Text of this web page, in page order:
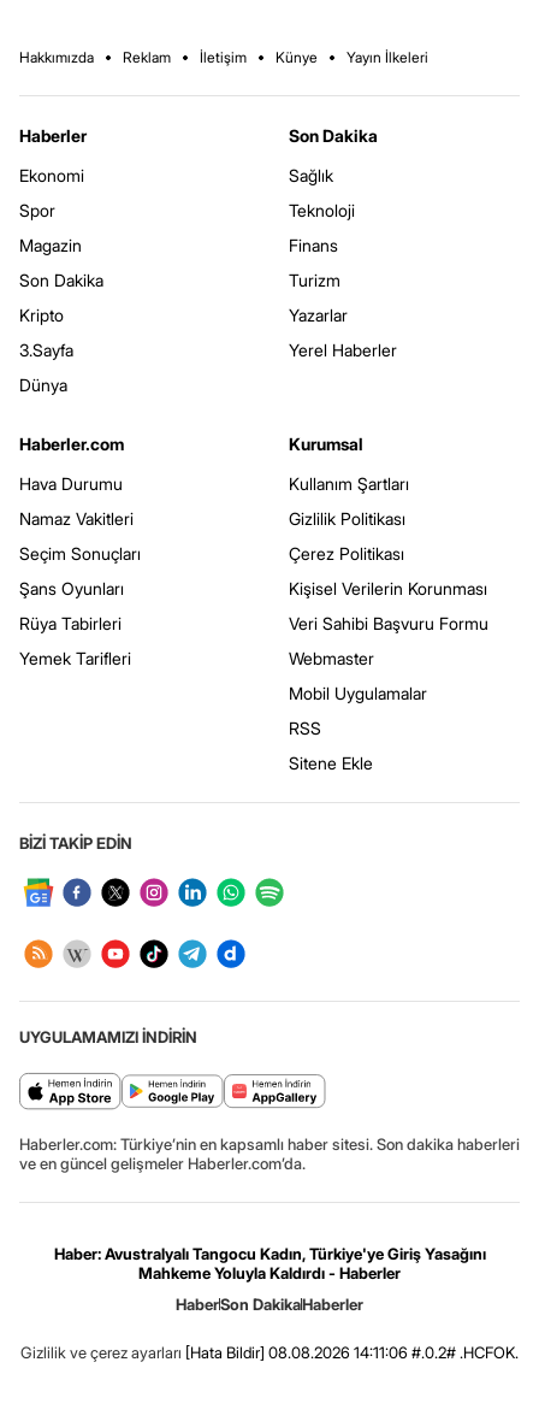
Hakkımızda Reklam İletişim Künye Yayın İlkeleri
Haberler
Ekonomi
Spor
Magazin
Son Dakika
Kripto
3.Sayfa
Dünya
Son Dakika
Sağlık
Teknoloji
Finans
Turizm
Yazarlar
Yerel Haberler
Haberler.com
Hava Durumu
Namaz Vakitleri
Seçim Sonuçları
Şans Oyunları
Rüya Tabirleri
Yemek Tarifleri
Kurumsal
Kullanım Şartları
Gizlilik Politikası
Çerez Politikası
Kişisel Verilerin Korunması
Veri Sahibi Başvuru Formu
Webmaster
Mobil Uygulamalar
RSS
Sitene Ekle
BİZİ TAKİP EDİN
UYGULAMAMIZI İNDİRİN
Haberler.com: Türkiye’nin en kapsamlı haber sitesi. Son dakika haberleri
ve en güncel gelişmeler Haberler.com’da.
Haber: Avustralyalı Tangocu Kadın, Türkiye'ye Giriş Yasağını
Mahkeme Yoluyla Kaldırdı - Haberler
HaberSon DakikaHaberler
Gizlilik ve çerez ayarları [Hata Bildir] 08.08.2026 14:11:06 #.0.2# .HCFOK.